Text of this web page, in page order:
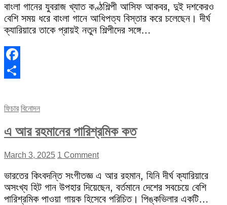
বাংলা গানের যুবরাজ খ্যাত কণ্ঠশিল্পী আসিফ আকবর, দুই দশকেরও
বেশি সময় ধরে বাংলা গানে আধিপত্য বিস্তার করে চলেছেন। দীর্ঘ
ক্যারিয়ারে তাকে প্রায়ই নতুন শিল্পীদের সঙ্গে…
Facebook
ফিচার বিনোদন
এ আর রহমানের পারিশ্রমিক কত
March 3, 2025 1 Comment
ভারতের কিংবদন্তি সংগীতজ্ঞ এ আর রহমান, যিনি দীর্ঘ ক্যারিয়ারে
অসংখ্য হিট গান উপহার দিয়েছেন, বর্তমানে দেশের সবচেয়ে বেশি
পারিশ্রমিক পাওয়া গায়ক হিসেবে পরিচিত। পিঙ্কভিলার একটি…